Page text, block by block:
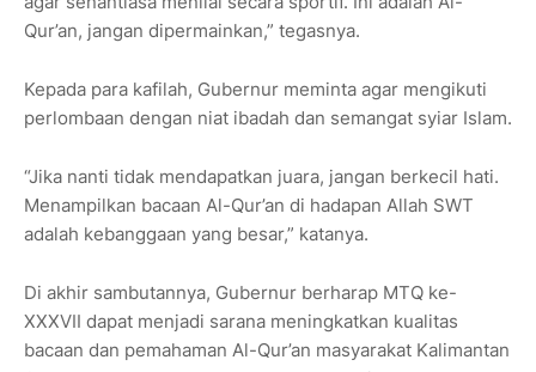
Qur’an, jangan dipermainkan,” tegasnya.
Kepada para kafilah, Gubernur meminta agar mengikuti
perlombaan dengan niat ibadah dan semangat syiar Islam.
“Jika nanti tidak mendapatkan juara, jangan berkecil hati.
Menampilkan bacaan Al-Qur’an di hadapan Allah SWT
adalah kebanggaan yang besar,” katanya.
Di akhir sambutannya, Gubernur berharap MTQ ke-
XXXVII dapat menjadi sarana meningkatkan kualitas
bacaan dan pemahaman Al-Qur’an masyarakat Kalimantan